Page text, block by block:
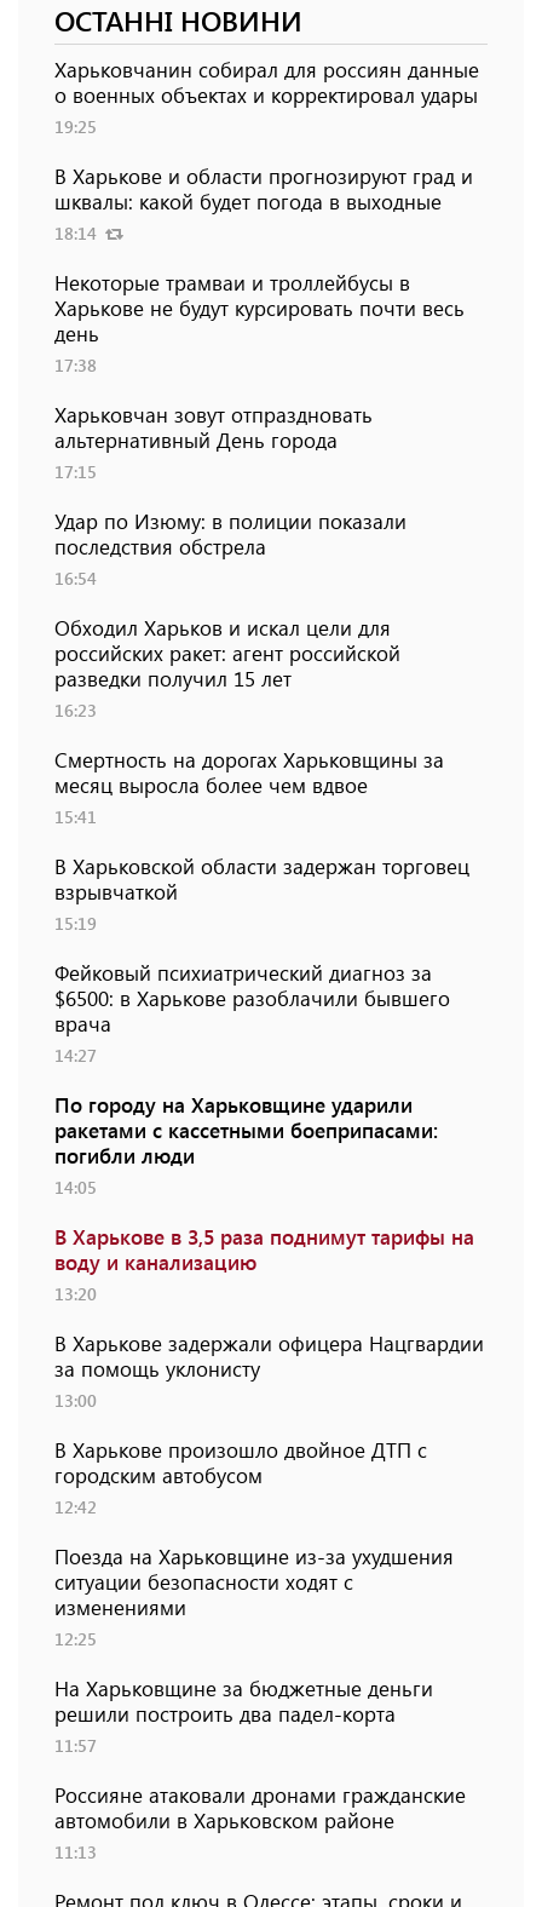
ОСТАННІ НОВИНИ
Харьковчанин собирал для россиян данные
о военных объектах и ​​корректировал удары
19:25
В Харькове и области прогнозируют град и
шквалы: какой будет погода в выходные
18:14
Некоторые трамваи и троллейбусы в
Харькове не будут курсировать почти весь
день
17:38
Харьковчан зовут отпраздновать
альтернативный День города
17:15
Удар по Изюму: в полиции показали
последствия обстрела
16:54
Обходил Харьков и искал цели для
российских ракет: агент российской
разведки получил 15 лет
16:23
Смертность на дорогах Харьковщины за
месяц выросла более чем вдвое
15:41
В Харьковской области задержан торговец
взрывчаткой
15:19
Фейковый психиатрический диагноз за
$6500: в Харькове разоблачили бывшего
врача
14:27
По городу на Харьковщине ударили
ракетами с кассетными боеприпасами:
погибли люди
14:05
В Харькове в 3,5 раза поднимут тарифы на
воду и канализацию
13:20
В Харькове задержали офицера Нацгвардии
за помощь уклонисту
13:00
В Харькове произошло двойное ДТП с
городским автобусом
12:42
Поезда на Харьковщине из-за ухудшения
ситуации безопасности ходят с
изменениями
12:25
На Харьковщине за бюджетные деньги
решили построить два падел-корта
11:57
Россияне атаковали дронами гражданские
автомобили в Харьковском районе
11:13
Ремонт под ключ в Одессе: этапы, сроки и